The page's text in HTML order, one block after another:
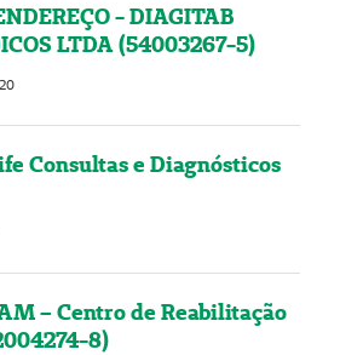
- DIAGITAB
LTDA (54003267-5)
Consultas e Diagnósticos
– Centro de Reabilitação
8)